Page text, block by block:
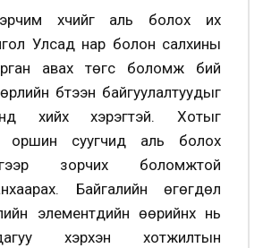
хүчийг аль болох их
Улсад нар болон салхины
авах төгс боломж бий
бүтээн байгуулалтуудыг
хийх хэрэгтэй. Хотыг
оршин суугчид аль болох
зорчих боломжтой
Байгалийн өгөгдөл
элементүүдийн өөрийнх нь
хэрхэн хотжилтын